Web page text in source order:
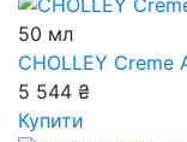
50 мл
CHOLLEY Creme
5 544 ₴
Купити